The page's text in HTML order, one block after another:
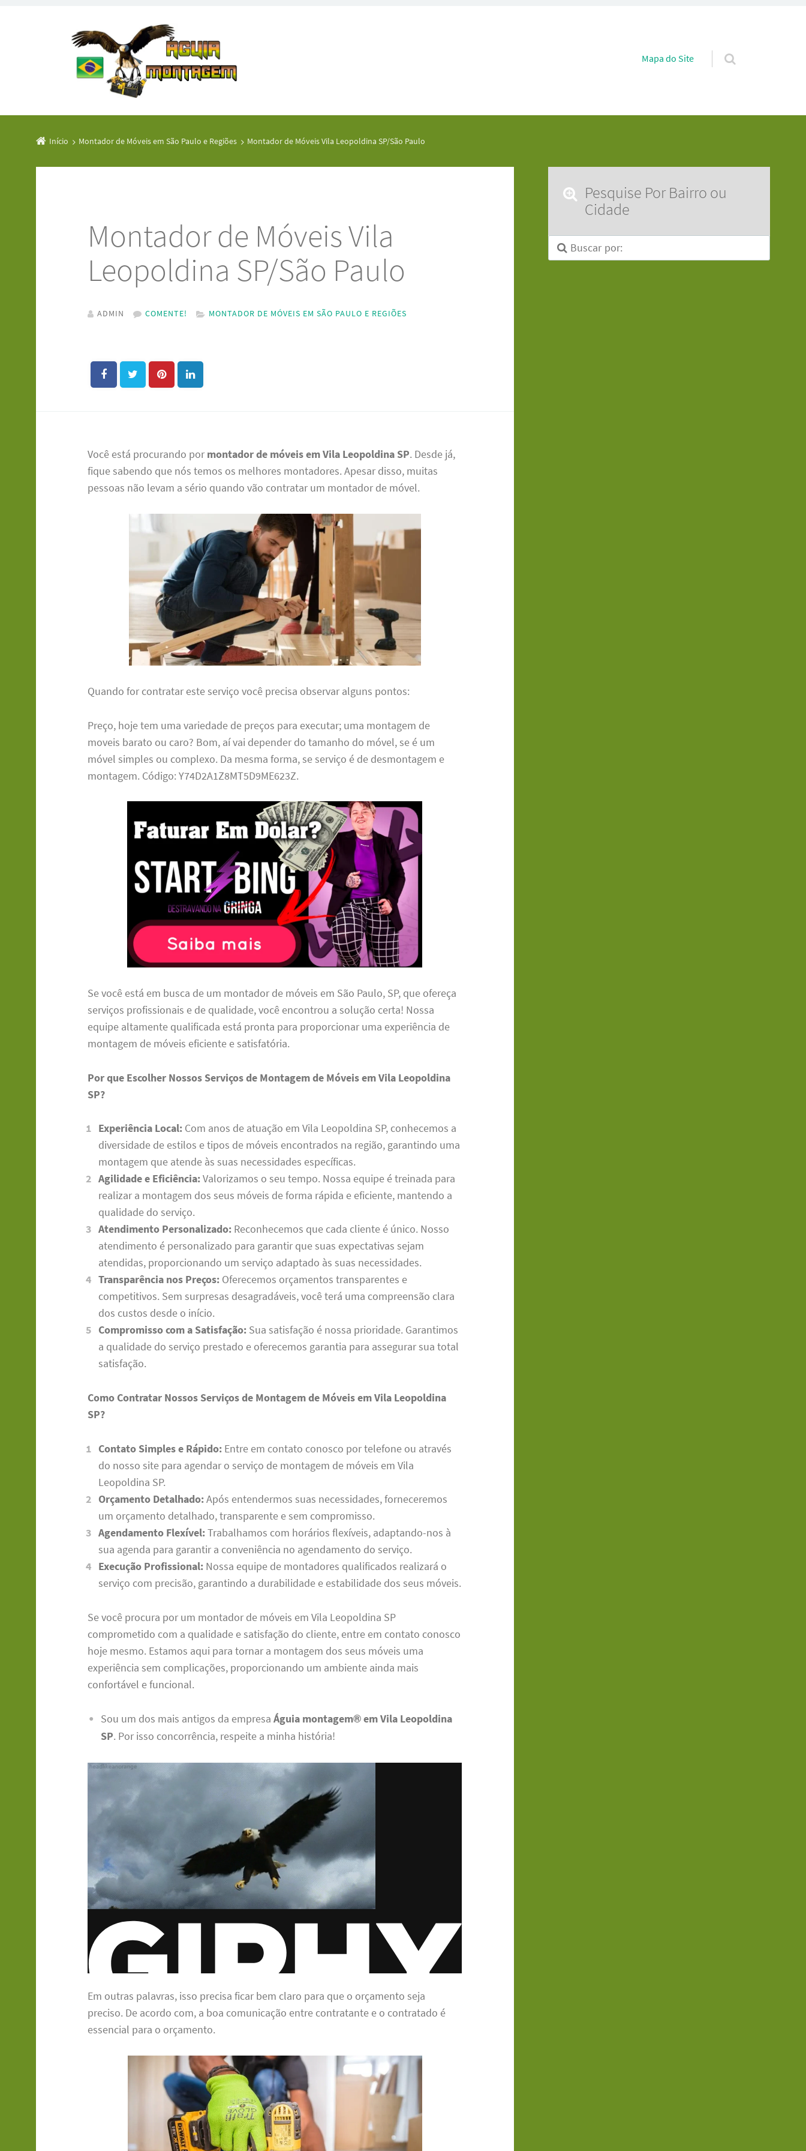
Pular para o conteúdo
Mapa do Site
Início Montador de Móveis em São Paulo e Regiões Montador de Móveis Vila Leopoldina SP/São Paulo
Montador de Móveis Vila
Leopoldina SP/São Paulo
ADMIN COMENTE! MONTADOR DE MÓVEIS EM SÃO PAULO E REGIÕES
Você está procurando por montador de móveis em Vila Leopoldina SP. Desde já,
fique sabendo que nós temos os melhores montadores. Apesar disso, muitas
pessoas não levam a sério quando vão contratar um montador de móvel.
Quando for contratar este serviço você precisa observar alguns pontos:
Preço, hoje tem uma variedade de preços para executar; uma montagem de
moveis barato ou caro? Bom, aí vai depender do tamanho do móvel, se é um
móvel simples ou complexo. Da mesma forma, se serviço é de desmontagem e
montagem. Código: Y74D2A1Z8MT5D9ME623Z.
Se você está em busca de um montador de móveis em São Paulo, SP, que ofereça
serviços profissionais e de qualidade, você encontrou a solução certa! Nossa
equipe altamente qualificada está pronta para proporcionar uma experiência de
montagem de móveis eficiente e satisfatória.
Por que Escolher Nossos Serviços de Montagem de Móveis em Vila Leopoldina
SP?
Experiência Local:Com anos de atuação em Vila Leopoldina SP, conhecemos a
diversidade de estilos e tipos de móveis encontrados na região, garantindo uma
montagem que atende às suas necessidades específicas.
Agilidade e Eficiência:Valorizamos o seu tempo. Nossa equipe é treinada para
realizar a montagem dos seus móveis de forma rápida e eficiente, mantendo a
qualidade do serviço.
Atendimento Personalizado:Reconhecemos que cada cliente é único. Nosso
atendimento é personalizado para garantir que suas expectativas sejam
atendidas, proporcionando um serviço adaptado às suas necessidades.
Transparência nos Preços:Oferecemos orçamentos transparentes e
competitivos. Sem surpresas desagradáveis, você terá uma compreensão clara
dos custos desde o início.
Compromisso com a Satisfação:Sua satisfação é nossa prioridade. Garantimos
a qualidade do serviço prestado e oferecemos garantia para assegurar sua total
satisfação.
Como Contratar Nossos Serviços de Montagem de Móveis em Vila Leopoldina
SP?
Contato Simples e Rápido:Entre em contato conosco por telefone ou através
do nosso site para agendar o serviço de montagem de móveis em Vila
Leopoldina SP.
Orçamento Detalhado:Após entendermos suas necessidades, forneceremos
um orçamento detalhado, transparente e sem compromisso.
Agendamento Flexível:Trabalhamos com horários flexíveis, adaptando-nos à
sua agenda para garantir a conveniência no agendamento do serviço.
Execução Profissional:Nossa equipe de montadores qualificados realizará o
serviço com precisão, garantindo a durabilidade e estabilidade dos seus móveis.
Se você procura por um montador de móveis em Vila Leopoldina SP
comprometido com a qualidade e satisfação do cliente, entre em contato conosco
hoje mesmo. Estamos aqui para tornar a montagem dos seus móveis uma
experiência sem complicações, proporcionando um ambiente ainda mais
confortável e funcional.
Sou um dos mais antigos da empresa Águia montagem® em Vila Leopoldina
SP. Por isso concorrência, respeite a minha história!
Em outras palavras, isso precisa ficar bem claro para que o orçamento seja
preciso. De acordo com, a boa comunicação entre contratante e o contratado é
essencial para o orçamento.
Pesquise Por Bairro ou
Cidade